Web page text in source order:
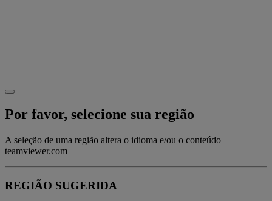
Por favor, selecione sua região
A seleção de uma região altera o idioma e/ou o conteúdo
teamviewer.com
REGIÃO SUGERIDA